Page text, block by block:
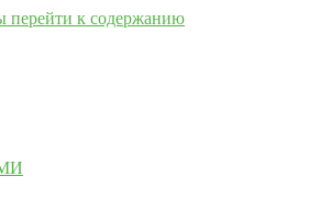
перейти к содержанию